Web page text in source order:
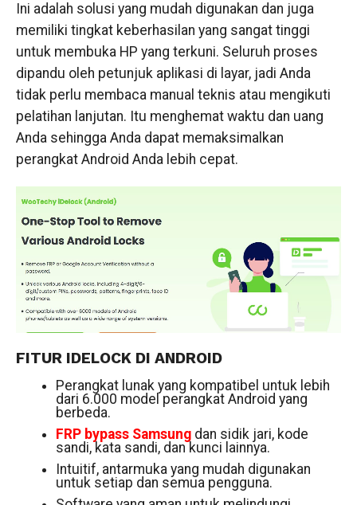
Ini adalah solusi yang mudah digunakan dan juga
memiliki tingkat keberhasilan yang sangat tinggi
untuk membuka HP yang terkuni. Seluruh proses
dipandu oleh petunjuk aplikasi di layar, jadi Anda
tidak perlu membaca manual teknis atau mengikuti
pelatihan lanjutan. Itu menghemat waktu dan uang
Anda sehingga Anda dapat memaksimalkan
perangkat Android Anda lebih cepat.
FITUR IDELOCK DI ANDROID
Perangkat lunak yang kompatibel untuk lebih
dari 6.000 model perangkat Android yang
berbeda.
FRP bypass Samsungdan sidik jari, kode
sandi, kata sandi, dan kunci lainnya.
Intuitif, antarmuka yang mudah digunakan
untuk setiap dan semua pengguna.